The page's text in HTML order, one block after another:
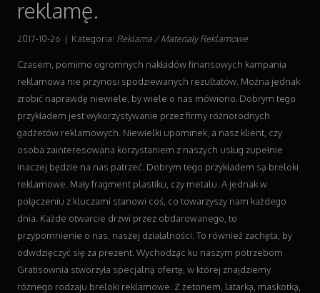
Wyposażenie Łazienki
Sport
Elektronika, RTV, AGD
Art. Dla Zwierząt
Ogród, Rośliny
Chemia
Art. Spożywcze
Materiały Eksploatacyjne
Inne Sklepy
Sprzęt
Narzędzia
Przemysł Metalowy
Transport
reklamę.
2017-10-26 | Kategoria: Reklama / Materiały Reklamowe
Czasem, pomimo ogromnych nakładów finansowych kampania
reklamowa nie przynosi spodziewanych rezultatów. Można jednak
zrobić naprawdę niewiele, by wiele o nas mówiono. Dobrym tego
przykładem jest wykorzystywanie przez firmy różnorodnych
gadżetów reklamowych. Niewielki upominek, a nasz klient, czy
osoba zainteresowana korzystaniem z naszych usług zupełnie
inaczej będzie na nas patrzeć. Dobrym tego przykładem są breloki
reklamowe. Mały fragment plastiku, czy metalu. A jednak w
połączeniu z kluczami stanowi coś, co towarzyszy nam każdego
dnia. Każde otwarcie drzwi przez obdarowanego, to
przypomnienie o nas, naszej działalności. To również zachęta, by
odwdzięczyć się za prezent. Wychodząc ku naszym potrzebom
Gratisownia stworzyła specjalną ofertę, w której znajdziemy
różnego rodzaju breloki reklamowe. Z żetonem, latarką, maskotką,